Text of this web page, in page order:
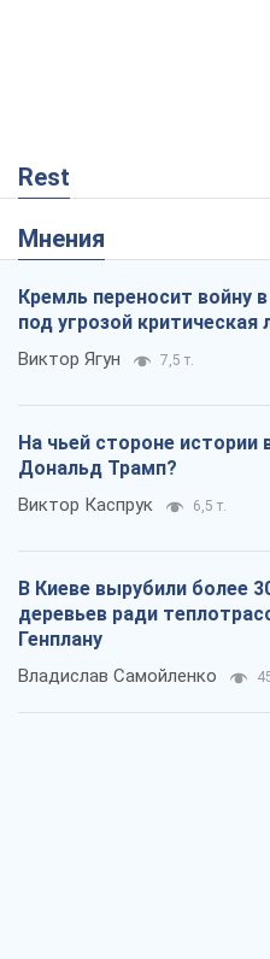
Rest
Мнения
Кремль переносит войну
под угрозой критическая
Виктор Ягун 7,5 т.
На чьей стороне истории
Дональд Трамп?
Виктор Каспрук 6,5 т.
В Киеве вырубили более
деревьев ради
Генплану
Владислав Самойленко